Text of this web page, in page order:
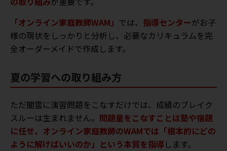
「オンライン家庭教師WAM」 では、 指導センターがお子
様の現状をしっかりと分析し、必要なカリキュラムを完
全オーダーメイドで作成します。
夏の学習への取り組み方
ただ闇雲に演習問題をこなすだけでは、成績のブレイク
スルーは生まれません。 問題量をこなすことは塾や宿題
に任せ、オンライン家庭教師のWAMでは「根本的にどの
ように解けばいいのか」という本質を指導 します。